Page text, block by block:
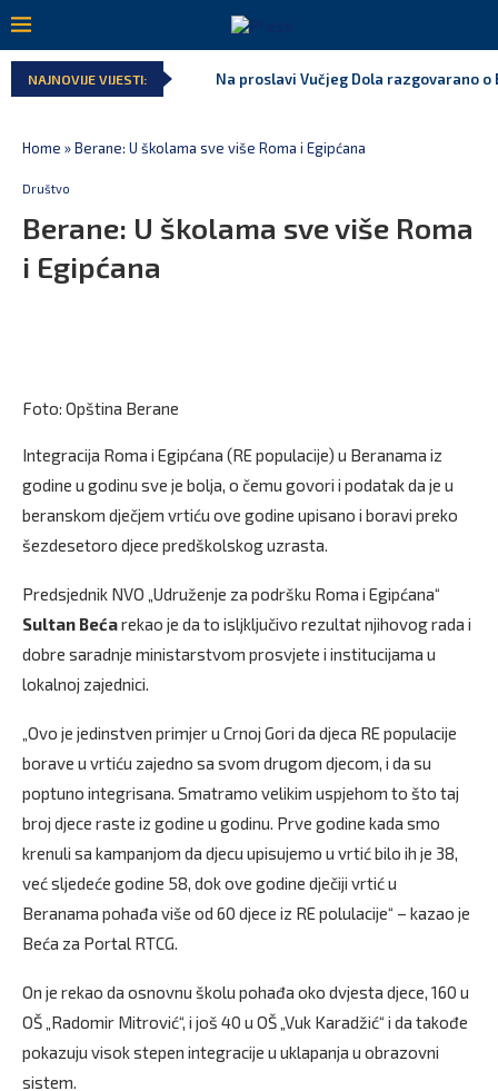
NAJNOVIJE VIJESTI: Na proslavi Vučjeg Dola razgovarano
Home »Berane: U školama sve više Roma i Egipćana
Društvo
Berane: U školama sve više Roma
i Egipćana
Foto: Opština Berane
Integracija Roma i Egipćana (RE populacije) u Beranama iz
godine u godinu sve je bolja, o čemu govori i podatak da je u
beranskom dječjem vrtiću ove godine upisano i boravi preko
šezdesetoro djece predškolskog uzrasta.
Predsjednik NVO „Udruženje za podršku Roma i Egipćana“
Sultan Bećarekao je da to isljključivo rezultat njihovog rada i
dobre saradnje ministarstvom prosvjete i institucijama u
lokalnoj zajednici.
„Ovo je jedinstven primjer u Crnoj Gori da djeca RE populacije
borave u vrtiću zajedno sa svom drugom djecom, i da su
poptuno integrisana. Smatramo velikim uspjehom to što taj
broj djece raste iz godine u godinu. Prve godine kada smo
krenuli sa kampanjom da djecu upisujemo u vrtić bilo ih je 38,
već sljedeće godine 58, dok ove godine dječiji vrtić u
Beranama pohađa više od 60 djece iz RE polulacije“ – kazao je
Beća za Portal RTCG.
On je rekao da osnovnu školu pohađa oko dvjesta djece, 160 u
OŠ „Radomir Mitrović“, i još 40 u OŠ „Vuk Karadžić“ i da takođe
pokazuju visok stepen integracije u uklapanja u obrazovni
sistem.